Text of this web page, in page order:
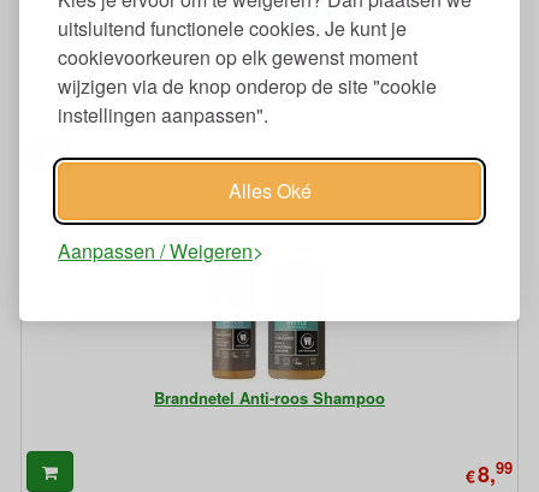
uitsluitend functionele cookies. Je kunt je
cookievoorkeuren op elk gewenst moment
wijzigen via de knop onderop de site "cookie
instellingen aanpassen".
Alles Oké
Aanpassen / Weigeren
Basis Sensitiv Shampoo Bar Moisture & Care
€3,
Brandnetel Anti-roos Shampoo
€8,99